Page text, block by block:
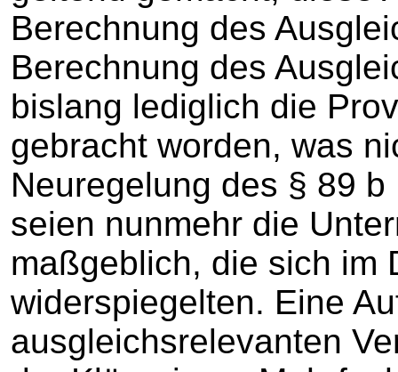
Berechnung des
Berechnung des
bislang lediglich die
gebracht worden, was
Neuregelung des § 89
seien nunmehr die
maßgeblich, die sich im
widerspiegelten. Eine
ausgleichsrelevanten